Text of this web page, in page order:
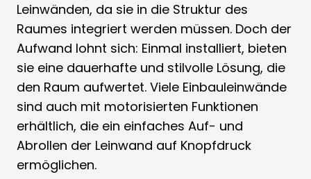
Leinwänden, da sie in die Struktur des
Raumes integriert werden müssen. Doch der
Aufwand lohnt sich: Einmal installiert, bieten
sie eine dauerhafte und stilvolle Lösung, die
den Raum aufwertet. Viele Einbauleinwände
sind auch mit motorisierten Funktionen
erhältlich, die ein einfaches Auf- und
Abrollen der Leinwand auf Knopfdruck
ermöglichen.